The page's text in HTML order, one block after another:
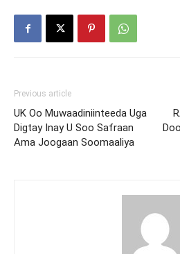
Previous article
UK Oo Muwaadiniinteeda Uga
Digtay Inay U Soo Safraan
Ama Joogaan Soomaaliya